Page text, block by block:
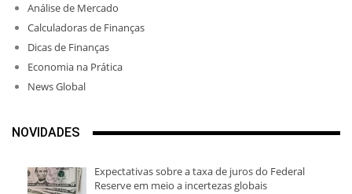
Análise de Mercado
Calculadoras de Finanças
Dicas de Finanças
Economia na Prática
News Global
NOVIDADES
Expectativas sobre a taxa de juros do Federal
Reserve em meio a incertezas globais